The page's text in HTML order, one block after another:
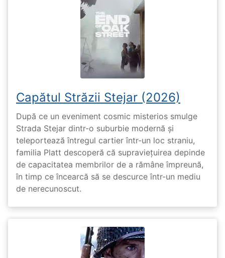
Capătul Străzii Stejar (2026)
După ce un eveniment cosmic misterios smulge
Strada Stejar dintr-o suburbie modernă și
teleportează întregul cartier într-un loc straniu,
familia Platt descoperă că supraviețuirea depinde
de capacitatea membrilor de a rămâne împreună,
în timp ce încearcă să se descurce într-un mediu
de nerecunoscut.